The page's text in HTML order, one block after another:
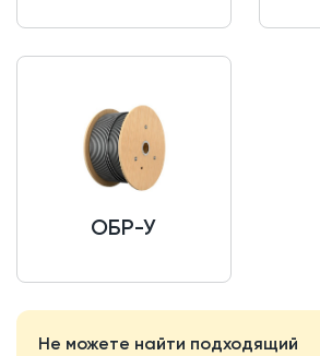
ОБР-У
Не можете найти подходящий